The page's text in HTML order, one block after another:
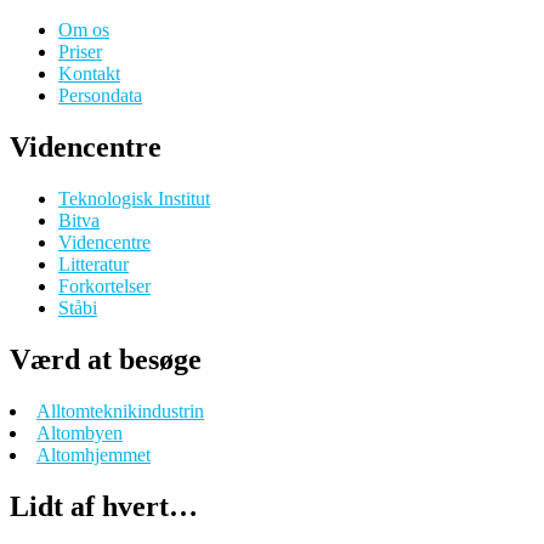
Om os
Priser
Kontakt
Persondata
Videncentre
Teknologisk Institut
Bitva
Videncentre
Litteratur
Forkortelser
Ståbi
Værd at besøge
Alltomteknikindustrin
Altombyen
Altomhjemmet
Lidt af hvert…